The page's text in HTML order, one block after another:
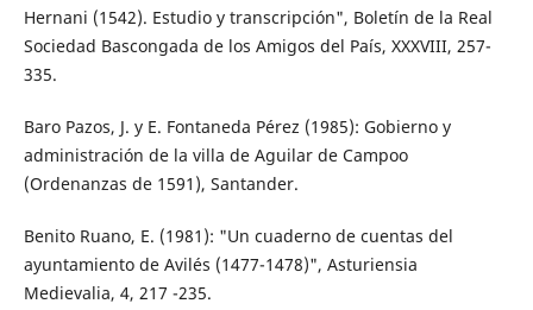
Hernani (1542). Estudio y transcripción", Boletín de la Real
Sociedad Bascongada de los Amigos del País, XXXVIII, 257-
335.
Baro Pazos, J. y E. Fontaneda Pérez (1985): Gobierno y
administración de la villa de Aguilar de Campoo
(Ordenanzas de 1591), Santander.
Benito Ruano, E. (1981): "Un cuaderno de cuentas del
ayuntamiento de Avilés (1477-1478)", Asturiensia
Medievalia, 4, 217 -235.